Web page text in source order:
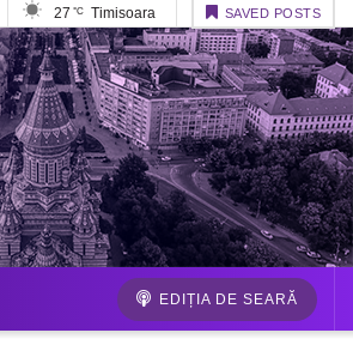
27 °C Timisoara SAVED POSTS
EDIȚIA DE SEARĂ